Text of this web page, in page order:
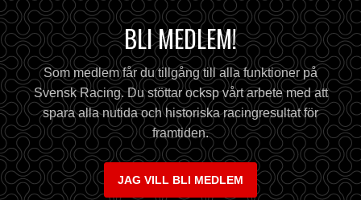
BLI MEDLEM!
Som medlem får du tillgång till alla funktioner på
Svensk Racing. Du stöttar ocksp vårt arbete med att
spara alla nutida och historiska racingresultat för
framtiden.
JAG VILL BLI MEDLEM